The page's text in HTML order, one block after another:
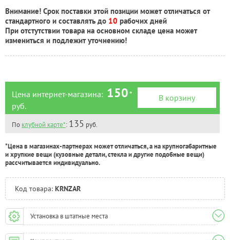
Самара:
Под заказ
Тверь:
Есть
Тюмень:
Под заказ
Внимание! Срок поставки этой позиции может отличаться от
стандартного и составлять до 10 рабочих дней
При отстутствии товара на основном складе цена может
измениться и подлежит уточнению!
Цена интернет-магазина: 150*
руб.
В корзину
По клубной карте*: 135 руб.
*Цена в магазинах-партнерах может отличаться, а на крупногабаритные
и хрупкие вещи (кузовные детали, стекла и другие подобные вещи)
рассчитывается индивидуально.
Код товара: KRNZAR
Установка в штатные места